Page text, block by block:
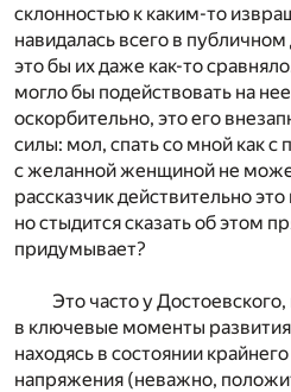
склонностью к каким-то
навидалась всего в
это бы их даже как-то
могло бы подействовать на
оскорбительно, это его
силы: мол, спать со мной как с
с желанной женщиной не
рассказчик действительно
но стыдится сказать об этом
придумывает?
Это часто у
в ключевые моменты развития
находясь в состоянии
напряжения (неважно,